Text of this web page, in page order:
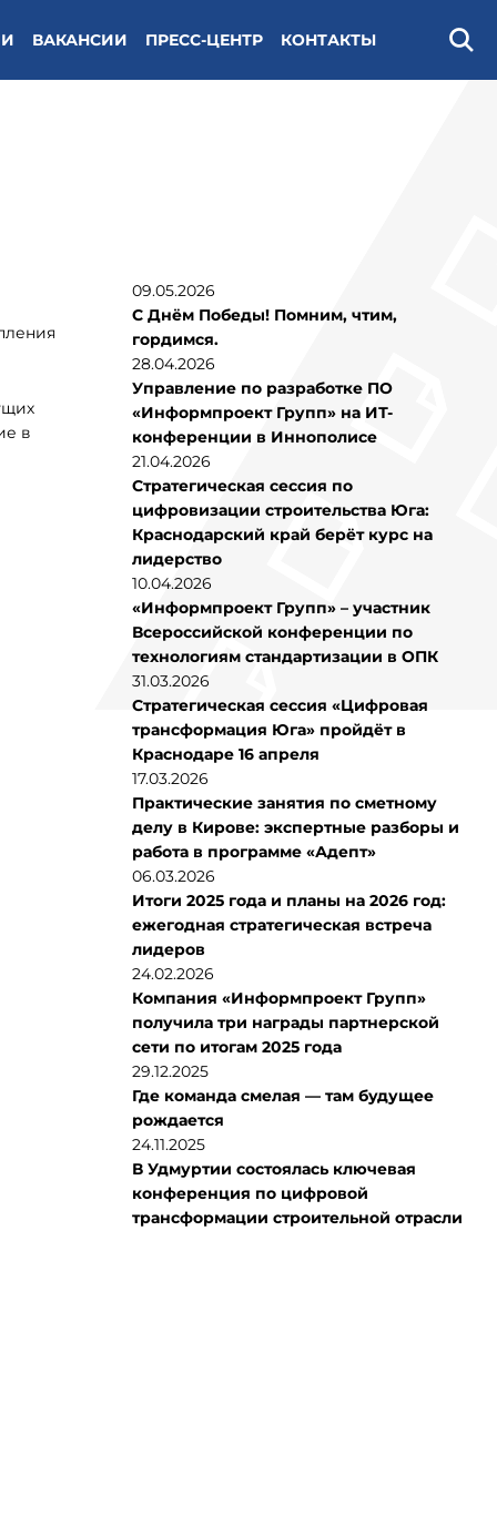
ВАКАНСИИ ПРЕСС-ЦЕНТР КОНТАКТЫ
в
09.05.2026
С Днём Победы! Помним, чтим,
гордимся.
28.04.2026
Управление по разработке ПО
«Информпроект Групп» на ИТ-
конференции в Иннополисе
21.04.2026
Стратегическая сессия по
цифровизации строительства Юга:
Краснодарский край берёт курс на
лидерство
10.04.2026
«Информпроект Групп» – участник
Всероссийской конференции по
технологиям стандартизации в ОПК
31.03.2026
Стратегическая сессия «Цифровая
трансформация Юга» пройдёт в
Краснодаре 16 апреля
17.03.2026
Практические занятия по сметному
делу в Кирове: экспертные разборы и
работа в программе «Адепт»
06.03.2026
Итоги 2025 года и планы на 2026 год:
ежегодная стратегическая встреча
лидеров
24.02.2026
Компания «Информпроект Групп»
получила три награды партнерской
сети по итогам 2025 года
29.12.2025
Где команда смелая — там будущее
рождается
24.11.2025
В Удмуртии состоялась ключевая
конференция по цифровой
трансформации строительной отрасли